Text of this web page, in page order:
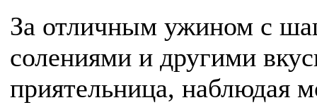
За отличным ужином с
солениями и другими
приятельница, наблюдая